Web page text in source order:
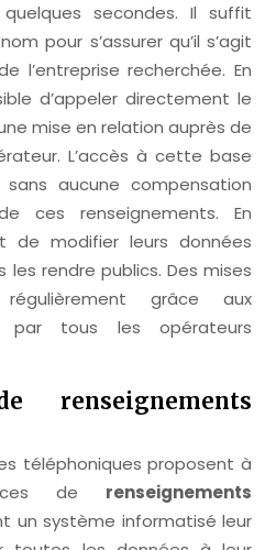
secondes. Il suffit
pour s’assurer qu’il s’agit
l’entreprise recherchée. En
d’appeler directement le
mise en relation auprès de
L’accès à cette base
aucune compensation
ces renseignements. En
de modifier leurs données
rendre publics. Des mises
grâce aux
par tous les opérateurs
renseignements
téléphoniques proposent à
de renseignements
un système informatisé leur